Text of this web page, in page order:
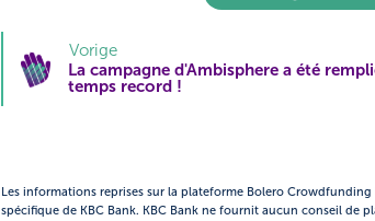
Vorige
La campagne d'Ambisphere a été
temps record !
Les informations reprises sur la plateforme Bolero
spécifique de KBC Bank. KBC Bank ne fournit aucun conseil de